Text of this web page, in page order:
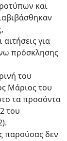
και
για
πρόσκλησης
του
Μάριος του
τα προσόντα
του
παρούσας δεν